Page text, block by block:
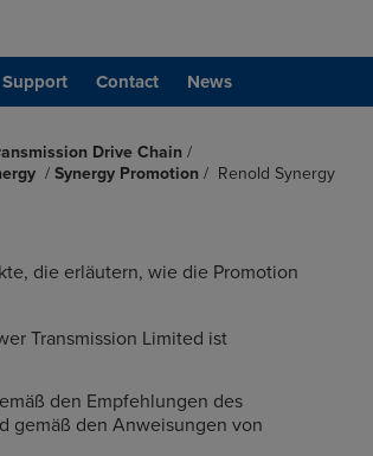
Support Contact News
Drive Chain /
/ Synergy Promotion / Renold Synergy
die erläutern, wie die Promotion
Transmission Limited ist
den Empfehlungen des
gemäß den Anweisungen von